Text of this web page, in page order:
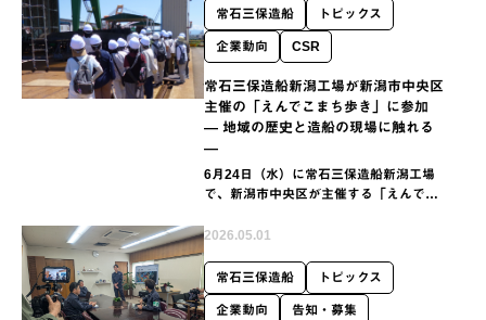
常石三保造船 トピックス
企業動向 CSR
常石三保造船新潟工場が新潟市中央区
主催の「えんでこまち歩き」に参加
― 地域の歴史と造船の現場に触れる
―
6月24日（水）に常石三保造船新潟工場
で、新潟市中央区が主催する「えんでこ
見学を実施しました。
2026.05.01
常石三保造船 トピックス
企業動向 告知・募集